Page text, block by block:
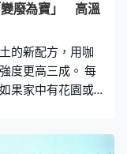
廢為寶」 高溫
的新配方，用咖
度更高三成。 每
果家中有花園或